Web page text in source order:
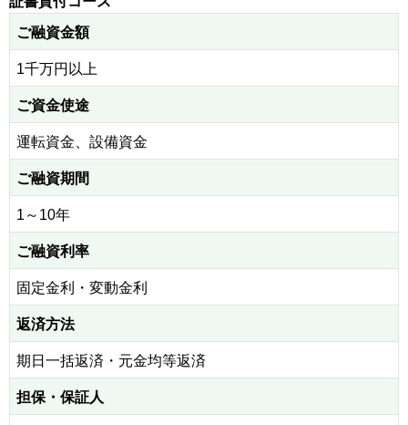
ご融資金額
1千万円以上
ご資金使途
運転資金、設備資金
ご融資期間
1～10年
ご融資利率
固定金利・変動金利
返済方法
期日一括返済・元金均等返済
担保・保証人